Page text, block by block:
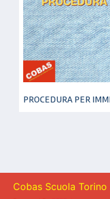
PROCEDURA PER
Cobas Scuola Torino